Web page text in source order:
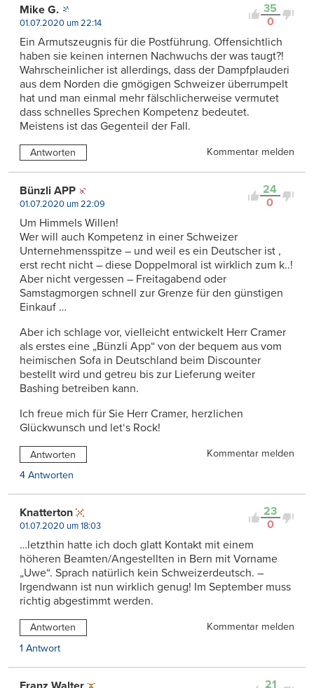
35
0
Mike G.
01.07.2020 um 22:14
Ein Armutszeugnis für die Postführung. Offensichtlich
haben sie keinen internen Nachwuchs der was taugt?!
Wahrscheinlicher ist allerdings, dass der Dampfplauderi
aus dem Norden die gmögigen Schweizer überrumpelt
hat und man einmal mehr fälschlicherweise vermutet
dass schnelles Sprechen Kompetenz bedeutet.
Meistens ist das Gegenteil der Fall.
Antworten Kommentar melden
24
0
Bünzli APP
01.07.2020 um 22:09
Um Himmels Willen!
Wer will auch Kompetenz in einer Schweizer
Unternehmensspitze – und weil es ein Deutscher ist ,
erst recht nicht – diese Doppelmoral ist wirklich zum k..!
Aber nicht vergessen – Freitagabend oder
Samstagmorgen schnell zur Grenze für den günstigen
Einkauf …
Aber ich schlage vor, vielleicht entwickelt Herr Cramer
als erstes eine „Bünzli App“ von der bequem aus vom
heimischen Sofa in Deutschland beim Discounter
bestellt wird und getreu bis zur Lieferung weiter
Bashing betreiben kann.
Ich freue mich für Sie Herr Cramer, herzlichen
Glückwunsch und let‘s Rock!
Antworten
Kommentar melden
4 Antworten
23
0
Knatterton
01.07.2020 um 18:03
…letzthin hatte ich doch glatt Kontakt mit einem
höheren Beamten/Angestellten in Bern mit Vorname
„Uwe“. Sprach natürlich kein Schweizerdeutsch. –
Irgendwann ist nun wirklich genug! Im September muss
richtig abgestimmt werden.
Antworten
Kommentar melden
1 Antwort
21